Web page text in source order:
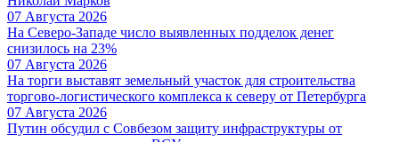
07 Августа 2026
На Северо-Западе число выявленных подделок денег
снизилось на 23%
07 Августа 2026
На торги выставят земельный участок для строительства
торгово-логистического комплекса к северу от Петербурга
07 Августа 2026
Путин обсудил с Совбезом защиту инфраструктуры от